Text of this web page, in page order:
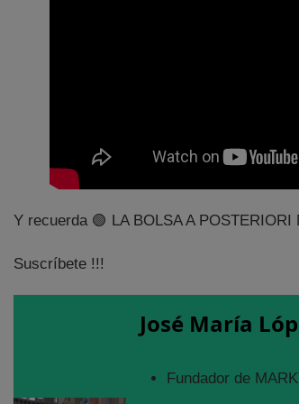
Y recuerda 🟢 LA BOLSA A
Suscríbete !!!
José María
Fundador de